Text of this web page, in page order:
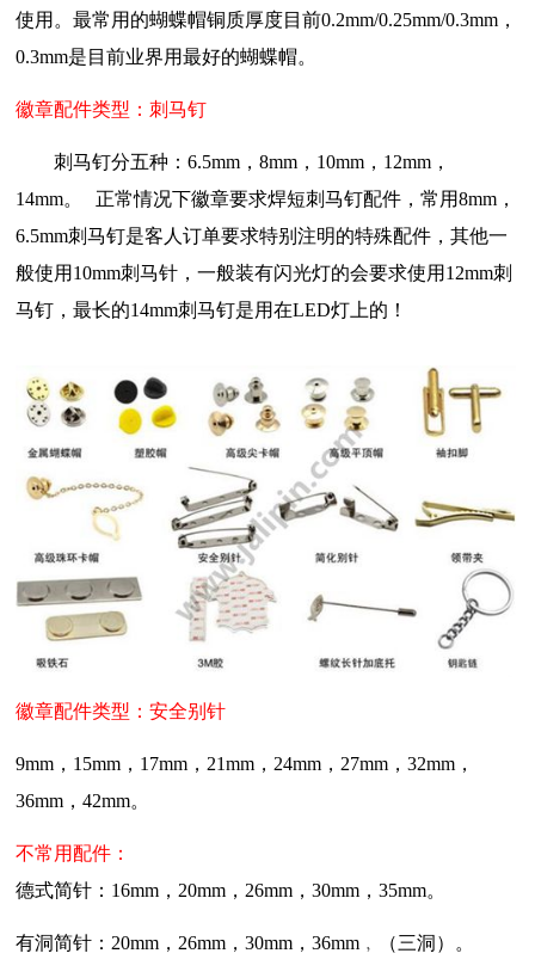
使用。 最常用的蝴蝶帽铜质厚度目前0.2mm/0.25mm/0.3mm ，
0.3mm是目前业界用最好的蝴蝶帽。
徽章配件类型：刺马钉
刺马钉分五种：6.5mm，8mm，10mm，12mm，
14mm。
正常情况下徽章要求焊短刺马钉配件，常用8mm，
6.5mm刺马钉是客人订单要求特别注明的特殊配件，其他一
般使用10mm刺马针，一般装有闪光灯的会要求使用12mm刺
马钉，最长的14mm刺马钉是用在LED灯上的！
徽章配件类型： 安全别针
9mm，15mm，17mm，21mm，24mm，27mm，32mm，
36mm，42mm。
不常用配件：
德式简针：16mm，20mm，26mm，30mm，35mm。
有洞简针：20mm，26mm，30mm，36mm﹐（三洞）。